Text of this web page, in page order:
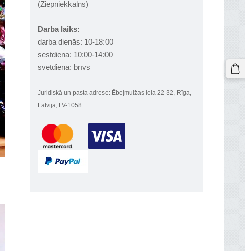
(Ziepniekkalns)
Darba laiks:
darba dienās: 10-18:00
sestdiena: 10:00-14:00
svētdiena: brīvs
Juridiskā un pasta adrese: Ēbeļmuižas iela 22-32, Rīga,
Latvija, LV-1058